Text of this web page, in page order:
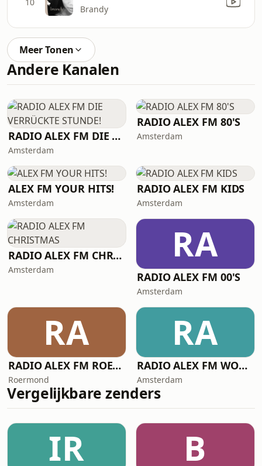
Brandy
Meer Tonen
Andere Kanalen
RADIO ALEX FM DIE VERRÜCKTE STUNDE!
Amsterdam
RADIO ALEX FM 80'S
Amsterdam
ALEX FM YOUR HITS!
Amsterdam
RADIO ALEX FM KIDS
Amsterdam
RADIO ALEX FM CHRISTMAS
Amsterdam
RA
RADIO ALEX FM 00'S
Amsterdam
RA
RADIO ALEX FM ROERMOND
Roermond
RA
RADIO ALEX FM WORKALICIOUS
Amsterdam
Vergelijkbare zenders
IR B